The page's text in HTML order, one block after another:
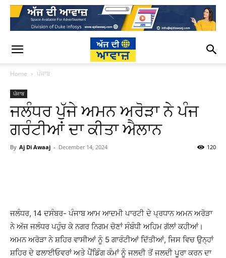
Home ਪੰਜਾਬ
ਪੰਜਾਬ
ਜਲੰਧਰ ਪੁੱਜੇ ਅਮਨ ਅਰੋੜਾ ਨੇ ਪੰਜ
ਗਰੰਟੀਆਂ ਦਾ ਕੀਤਾ ਐਲਾਨ
By Aj Di Awaaj - December 14, 2024 120
ਜਲੰਧਰ, 14 ਦਸੰਬਰ- ਪੰਜਾਬ ਆਮ ਆਦਮੀ ਪਾਰਟੀ ਦੇ ਪ੍ਰਧਾਨ ਅਮਨ ਅਰੋੜਾ
ਨੇ ਅੱਜ ਜਲੰਧਰ ਪਹੁੰਚ ਕੇ ਨਗਰ ਨਿਗਮ ਚੋਣਾਂ ਸੰਬੰਧੀ ਅਹਿਮ ਗੱਲਾਂ ਕਹੀਆਂ।
ਅਮਨ ਅਰੋੜਾ ਨੇ ਸ਼ਹਿਰ ਵਾਸੀਆਂ ਨੂੰ 5 ਗਾਰੰਟੀਆਂ ਦਿੱਤੀਆਂ, ਜਿਸ ਵਿਚ ਉਨ੍ਹਾਂ
ਸ਼ਹਿਰ ਦੇ ਫਲਾਈਓਵਰਾਂ ਅਤੇ ਪੈਂਡਿੰਗ ਕੰਮਾਂ ਨੂੰ ਜਲਦੀ ਤੋਂ ਜਲਦੀ ਪੂਰਾ ਕਰਨ ਦਾ